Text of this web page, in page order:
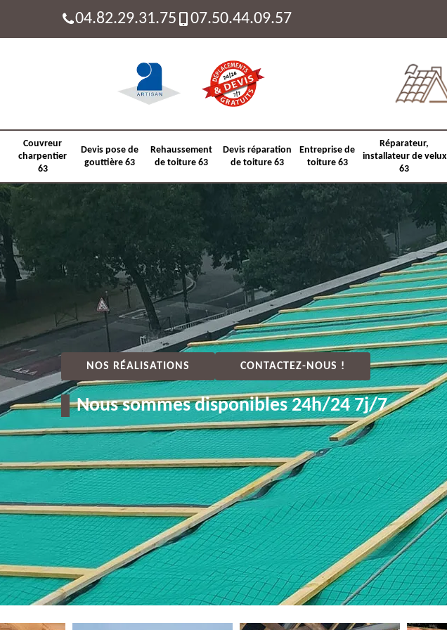
04.82.29.31.75 07.50.44.09.57
Couvreur
charpentier
63
Devis pose de
gouttière 63
Rehaussement
de toiture 63
Devis réparation
de toiture 63
Entreprise de
toiture 63
Réparateur,
installateur de velux
63
NOS RÉALISATIONS CONTACTEZ-NOUS !
Nous sommes disponibles 24h/24 7j/7